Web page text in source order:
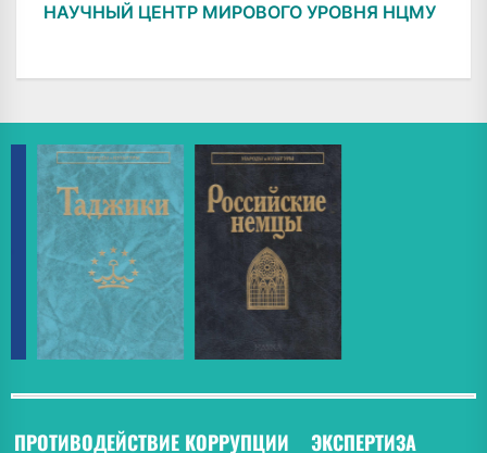
НАУЧНЫЙ ЦЕНТР МИРОВОГО УРОВНЯ НЦМУ
ПРОТИВОДЕЙСТВИЕ КОРРУПЦИИ ЭКСПЕРТИЗА